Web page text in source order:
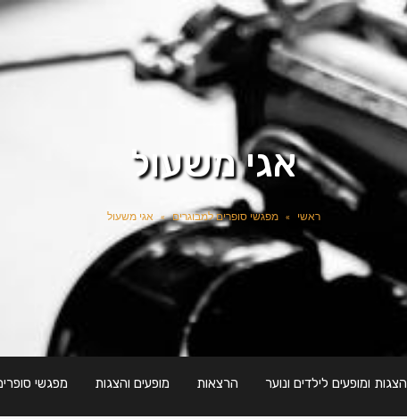
אגי משעול
ראשי » מפגשי סופרים למבוגרים » אגי משעול
הצגות ומופעים לילדים ונוער הרצאות מופעים והצגות מפגשי